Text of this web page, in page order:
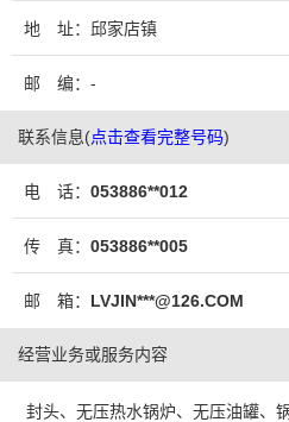
地 址：邱家店镇
邮 编：-
联系信息(点击查看完整号码)
电 话： 053886**012
传 真： 053886**005
邮 箱： LVJIN***@126.COM
经营业务或服务内容
封头、无压热水锅炉、无压油罐、